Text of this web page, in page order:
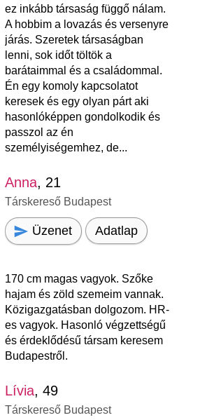
ez inkább társaság függő nálam.
A hobbim a lovazás és versenyre
járás. Szeretek társaságban
lenni, sok időt töltök a
barátaimmal és a családommal.
Én egy komoly kapcsolatot
keresek és egy olyan párt aki
hasonlóképpen gondolkodik és
passzol az én
személyiségemhez, de...
Anna, 21
Társkereső Budapest
Üzenet Adatlap
170 cm magas vagyok. Szőke
hajam és zöld szemeim vannak.
Közigazgatásban dolgozom. HR-
es vagyok. Hasonló végzettségű
és érdeklődésű társam keresem
Budapestről.
Lívia, 49
Társkereső Budapest